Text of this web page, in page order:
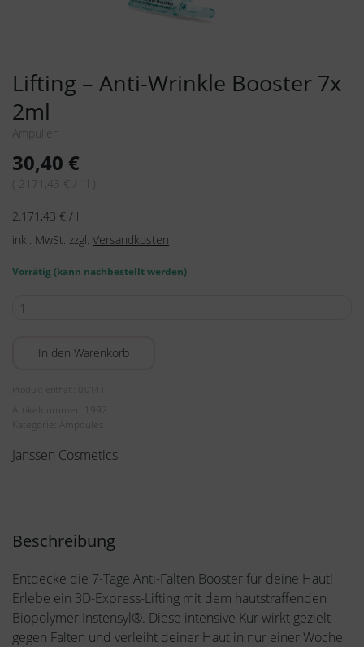
Lifting – Anti-Wrinkle Booster 7x
2ml
Ampullen
30,40 €
( 2171,43 € / 1l )
2.171,43 € / l
inkl. MwSt. zzgl. Versandkosten
Vorrätig (kann nachbestellt werden)
Lifting
Wrinkle
2ml
In den Warenkorb
Produkt enthält: 0,014
Artikelnummer:
1992
Kategorie:
Ampoules
Janssen Cosmetics
Beschreibung
Entdecke die 7-Tage Anti-Falten Booster für deine Haut!
Erlebe ein 3D-Express-Lifting mit dem hautstraffenden
Biopolymer Instensyl®. Diese intensive Kur wirkt gezielt
gegen Falten und verleiht deiner Haut in nur einer Woche